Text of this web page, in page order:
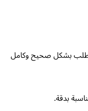
بشكل صحيح وكامل
بدقة.